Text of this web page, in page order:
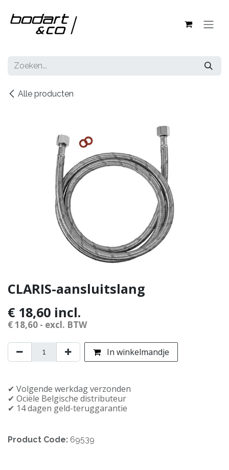
Alle producten
CLARIS-aansluitslang
€ 18,60 incl.
€18,60 - excl. BTW
In winkelmandje
✔︎ Volgende werkdag verzonden
✔︎ Officiële Belgische distributeur
✔︎ 14 dagen geld-teruggarantie
Product Code: 69539